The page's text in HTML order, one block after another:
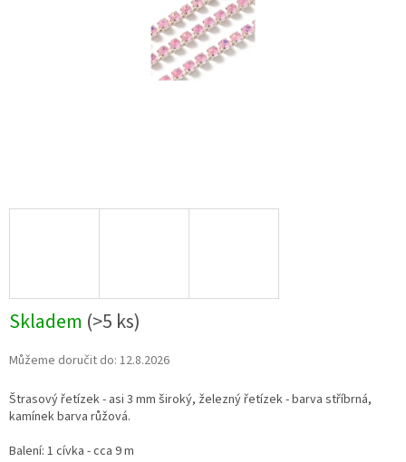
Skladem (>5 ks)
Můžeme doručit do: 12.8.2026
Štrasový řetízek - asi 3 mm široký, železný řetízek - barva stříbrná,
kamínek barva růžová.
Balení: 1 cívka - cca 9 m